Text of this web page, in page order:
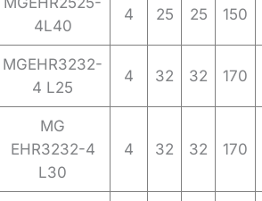
4L40
4 25 25 150
MGEHR3232-
4 L25
4 32 32 170
MG
EHR3232-4
L30
4 32 32 170